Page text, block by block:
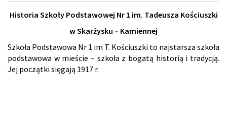
Historia Szkoły Podstawowej Nr 1 im. Tadeusza Kościuszki
w Skarżysku – Kamiennej
Szkoła Podstawowa Nr 1 im T. Kościuszki to najstarsza szkoła
podstawowa w mieście – szkoła z bogatą historią i tradycją.
Jej początki sięgają 1917 r.